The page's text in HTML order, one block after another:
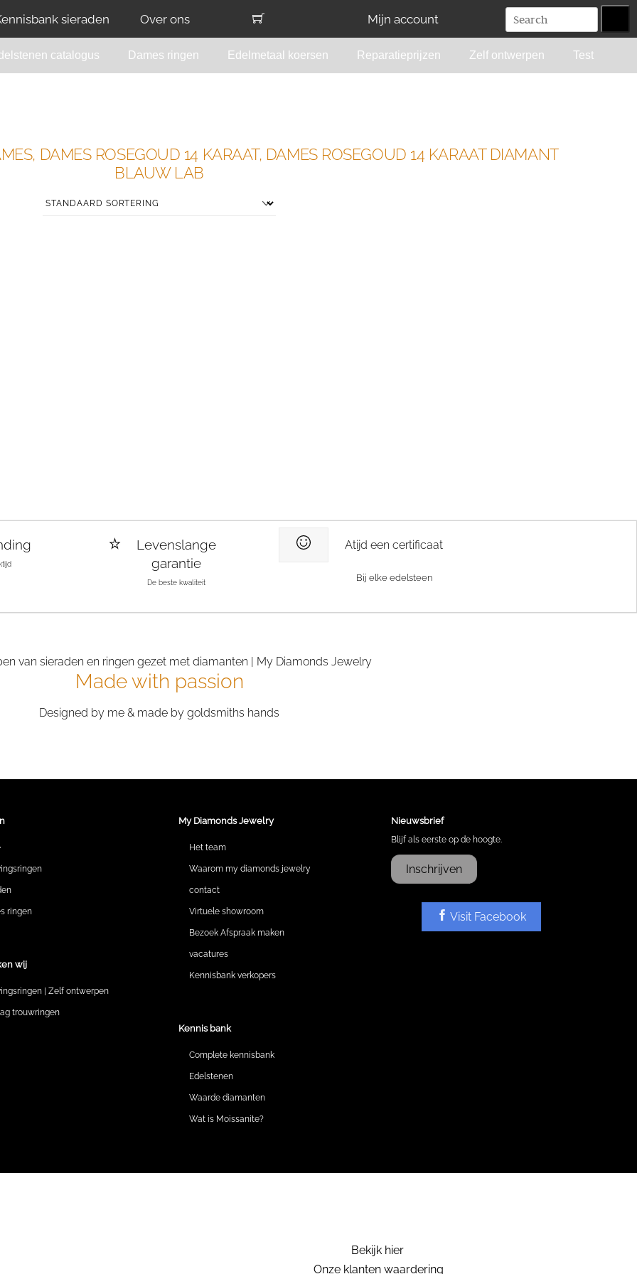
sieraden Over ons Mijn account
catalogus Dames ringen Edelmetaal koersen Reparatieprijzen Zelf ontwerpen Test
DAMES ROSEGOUD 14 KARAAT, DAMES ROSEGOUD 14 KARAAT DIAMANT
BLAUW LAB
Levenslange
garantie
De beste kwaliteit
Atijd een certificaat
Bij elke edelsteen
Made with passion
Designed by me & made by goldsmiths hands
ringen
wij
| Zelf ontwerpen
trouwringen
My Diamonds Jewelry
Het team
Waarom my diamonds jewelry
contact
Virtuele showroom
Bezoek Afspraak maken
vacatures
Kennisbank verkopers
Kennis bank
Complete kennisbank
Edelstenen
Waarde diamanten
Wat is Moissanite?
Nieuwsbrief
Blijf als eerste op de hoogte.
Inschrijven
Visit Facebook
Bekijk hier
Onze klanten waardering